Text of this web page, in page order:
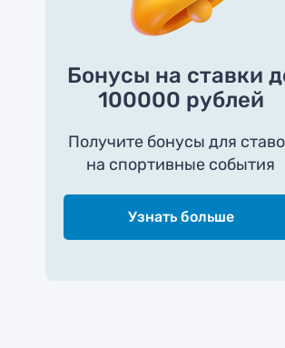
Бонусы на ставки
100000 рублей
Получите бонусы для
на спортивные события
Узнать больше